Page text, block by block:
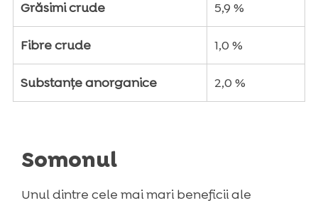
Grăsimi crude 5,9 %
Fibre crude 1,0 %
Substanțe anorganice 2,0 %
Somonul
Unul dintre cele mai mari beneficii ale